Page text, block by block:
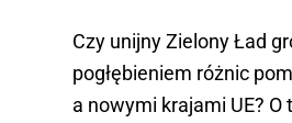
Czy unijny Zielony Ład
pogłębieniem różnic
a nowymi krajami UE? O